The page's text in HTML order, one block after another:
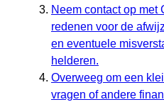
Neem contact op met
redenen voor de
en eventuele
helderen.
Overweeg om een
vragen of andere